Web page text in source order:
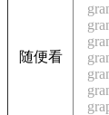
随便看